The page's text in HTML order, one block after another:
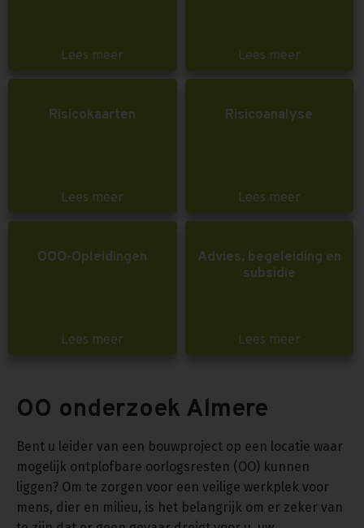
Lees meer Lees meer
Risicokaarten
Lees meer
Risicoanalyse
Lees meer
OOO-Opleidingen
Lees meer
Advies, begeleiding en
subsidie
Lees meer
OO onderzoek Almere
Bent u leider van een bouwproject op een locatie waar
mogelijk ontplofbare oorlogsresten (OO) kunnen
liggen? Om te zorgen voor een veilige werkplek voor
mens, dier en milieu, is het belangrijk om er zeker van